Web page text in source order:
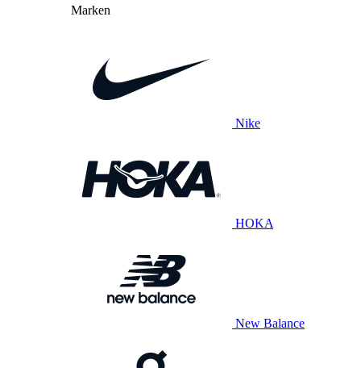
Marken
Nike
HOKA
New Balance